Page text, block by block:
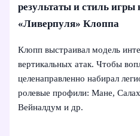
результаты и стиль
«Ливерпуля» Клоппа
Клопп выстраивал модель
вертикальных атак. Чтобы
целенаправленно набирал
ролевые профили: Мане,
Вейналдум и др.